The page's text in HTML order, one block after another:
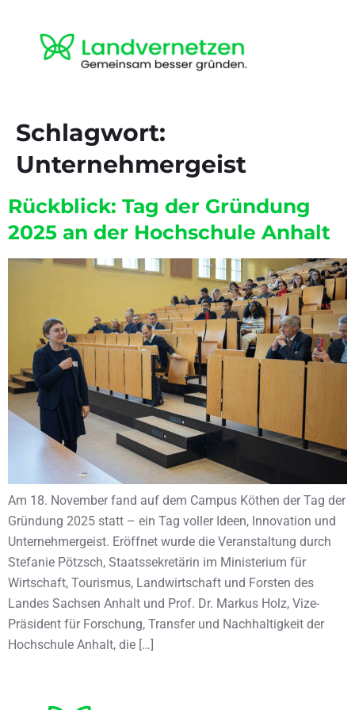
Schlagwort:
Unternehmergeist
Rückblick: Tag der Gründung
2025 an der Hochschule Anhalt
Am 18. November fand auf dem Campus Köthen der Tag der
Gründung 2025 statt – ein Tag voller Ideen, Innovation und
Unternehmergeist. Eröffnet wurde die Veranstaltung durch
Stefanie Pötzsch, Staatssekretärin im Ministerium für
Wirtschaft, Tourismus, Landwirtschaft und Forsten des
Landes Sachsen Anhalt und Prof. Dr. Markus Holz, Vize-
Präsident für Forschung, Transfer und Nachhaltigkeit der
Hochschule Anhalt, die […]